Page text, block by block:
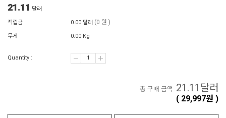
21.11 달러
적립금
0.00 달러 (0 원 )
무게 0.00 Kg
Quantity :
총 구매 금액: 21.11 달러
( 29,997원 )